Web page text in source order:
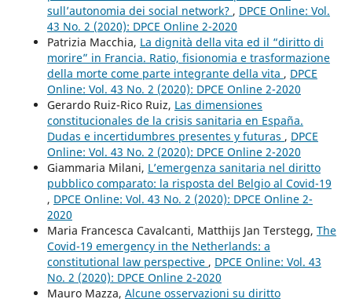
sull’autonomia dei social network? , DPCE Online: Vol.
43 No. 2 (2020): DPCE Online 2-2020
Patrizia Macchia, La dignità della vita ed il “diritto di
morire” in Francia. Ratio, fisionomia e trasformazione
della morte come parte integrante della vita , DPCE
Online: Vol. 43 No. 2 (2020): DPCE Online 2-2020
Gerardo Ruiz-Rico Ruiz, Las dimensiones
constitucionales de la crisis sanitaria en España.
Dudas e incertidumbres presentes y futuras , DPCE
Online: Vol. 43 No. 2 (2020): DPCE Online 2-2020
Giammaria Milani, L’emergenza sanitaria nel diritto
pubblico comparato: la risposta del Belgio al Covid-19
, DPCE Online: Vol. 43 No. 2 (2020): DPCE Online 2-
2020
Maria Francesca Cavalcanti, Matthijs Jan Terstegg, The
Covid-19 emergency in the Netherlands: a
constitutional law perspective , DPCE Online: Vol. 43
No. 2 (2020): DPCE Online 2-2020
Mauro Mazza, Alcune osservazioni su diritto